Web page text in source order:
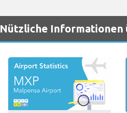
Nützliche Informationen